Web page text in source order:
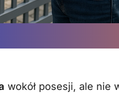
wokół posesji, ale nie